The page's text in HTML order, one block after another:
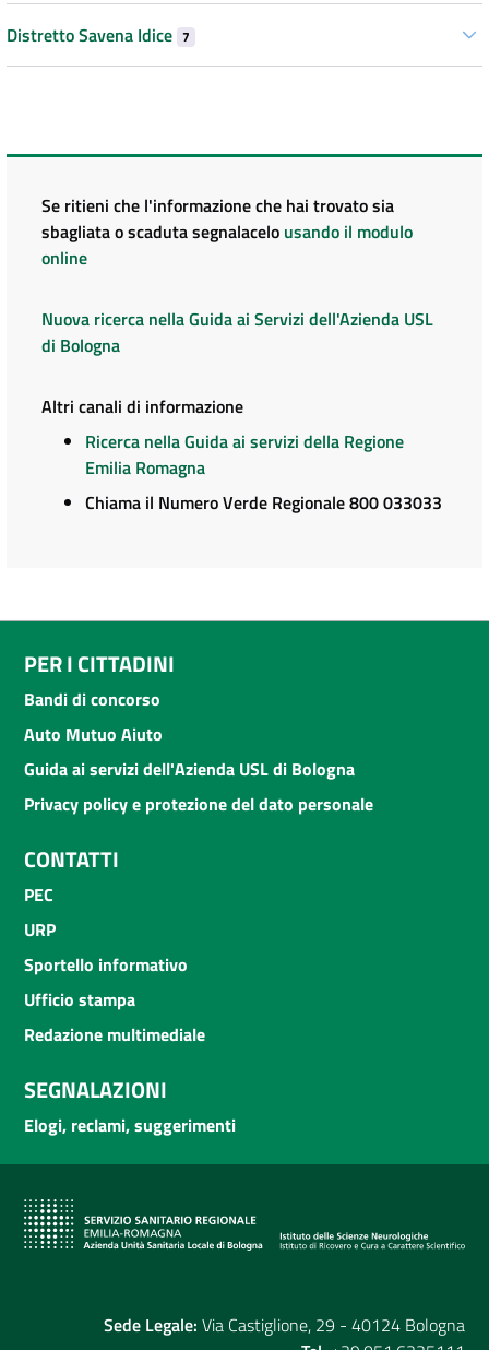
Distretto Savena Idice 7
Se ritieni che l'informazione che hai trovato sia
sbagliata o scaduta segnalacelo usando il modulo
online
Nuova ricerca nella Guida ai Servizi dell'Azienda USL
di Bologna
Altri canali di informazione
Ricerca nella Guida ai servizi della Regione
Emilia Romagna
Chiama il Numero Verde Regionale 800 033033
PER I CITTADINI
Bandi di concorso
Auto Mutuo Aiuto
Guida ai servizi dell'Azienda USL di Bologna
Privacy policy e protezione del dato personale
CONTATTI
PEC
URP
Sportello informativo
Ufficio stampa
Redazione multimediale
SEGNALAZIONI
Elogi, reclami, suggerimenti
Sede Legale: Via Castiglione, 29 - 40124 Bologna